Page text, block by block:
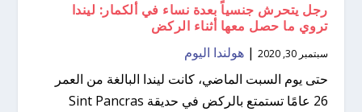
رجل يتحرش جنسياً بعدة نساء في ألكمار: ليندا
تروي ما حصل معها أثناء الركض
سبتمبر 30, 2020 |هولندا اليوم
حتى يوم السبت الماضي، كانت ليندا البالغة من العمر
26 عامًا تستمتع بالركض في حديقة Sint Pancras